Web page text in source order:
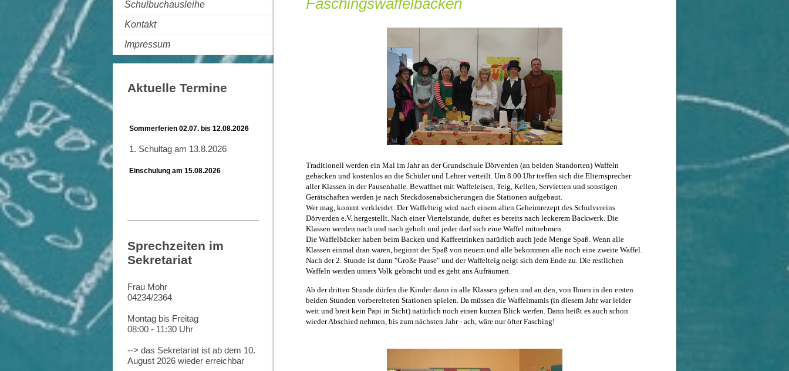
Traditionell werden ein Mal im Jahr an der Grundschule Dörverden (an beiden Standorten) Waffeln
gebacken und kostenlos an die Schüler und Lehrer verteilt. Um 8.00 Uhr treffen sich die Elternsprecher
aller Klassen in der Pausenhalle. Bewaffnet mit Waffeleisen, Teig, Kellen, Servietten und sonstigen
Gerätschaften werden je nach Steckdosenabsicherungen die Stationen aufgebaut.
Wer mag, kommt verkleidet. Der Waffelteig wird nach einem alten Geheimrezept des Schulvereins
Dörverden e.V. hergestellt. Nach einer Viertelstunde, duftet es bereits nach leckerem Backwerk. Die
Klassen werden nach und nach geholt und jeder darf sich eine Waffel mitnehmen.
Die Waffelbäcker haben beim Backen und Kaffeetrinken natürlich auch jede Menge Spaß. Wenn alle
Klassen einmal dran waren, beginnt der Spaß von neuem und alle bekommen alle noch eine zweite Waffel.
Nach der 2. Stunde ist dann "Große Pause" und der Waffelteig neigt sich dem Ende zu. Die restlichen
Waffeln werden unters Volk gebracht und es geht ans Aufräumen.
Ab der dritten Stunde dürfen die Kinder dann in alle Klassen gehen und an den, von Ihnen in den ersten
beiden Stunden vorbereiteten Stationen spielen. Da müssen die Waffelmamis (in diesem Jahr war leider
weit und breit kein Papi in Sicht) natürlich noch einen kurzen Blick werfen. Dann heißt es auch schon
wieder Abschied nehmen, bis zum nächsten Jahr - ach, wäre nur öfter Fasching!
Schulbuchausleihe
Kontakt
Impressum
Aktuelle Termine
Sommerferien 02.07. bis 12.08.2026
1. Schultag am 13.8.2026
Einschulung am 15.08.2026
Sprechzeiten im
Sekretariat
Frau Mohr
04234/2364
Montag bis Freitag
08:00 - 11:30 Uhr
--> das Sekretariat ist ab dem 10.
August 2026 wieder erreichbar